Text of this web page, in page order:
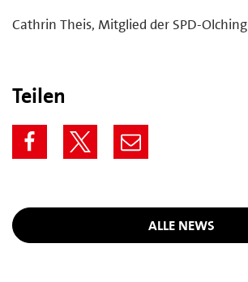
Cathrin Theis, Mitglied der SPD-Olching
Teilen
ALLE NEWS